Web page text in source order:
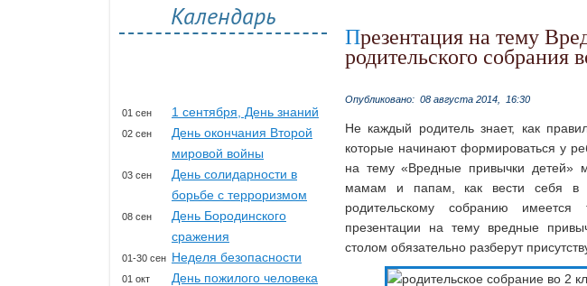
Презентация на тему Вредные привычки для
родительского собрания
Опубликовано: 08 августа 2014, 16:30
Не каждый родитель знает, как
которые начинают формироваться у
на тему «Вредные привычки детей»
мамам и папам, как вести себя в
родительскому собранию имеется
презентации на тему вредные
столом обязательно разберут
Календарь
01 сен 1 сентября, День знаний
02 сен
День окончания Второй
мировой войны
03 сен
День солидарности в
борьбе с терроризмом
08 сен
День Бородинского
сражения
01-30 сен Неделя безопасности
01 окт День пожилого человека